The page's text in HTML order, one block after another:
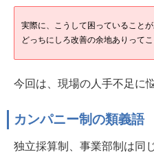
実際に、こうして困っていることが
どっちにしろ改善の余地ありって
今回は、現場の人手不足に
カンパニー制の類義語
独立採算制、事業部制は同